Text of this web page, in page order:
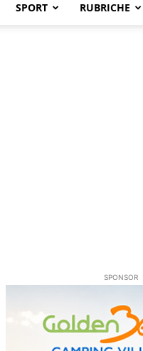
SPORT RUBRICHE
SPONSOR